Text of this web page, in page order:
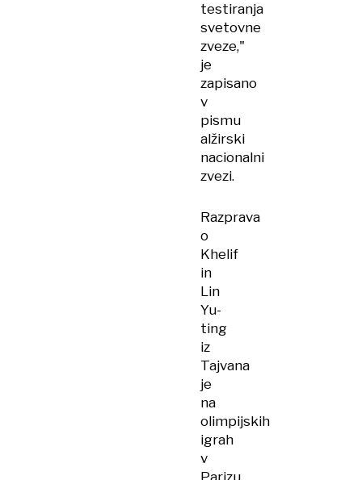
testiranja
svetovne
zveze,"
je
zapisano
v
pismu
alžirski
nacionalni
zvezi.
Razprava
o
Khelif
in
Lin
Yu-
ting
iz
Tajvana
je
na
olimpijskih
igrah
v